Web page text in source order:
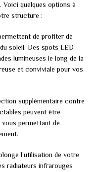
quelques options à
structure :
de profiter de
soleil. Des spots LED
lumineuses le long de la
et conviviale pour vos
supplémentaire contre
peuvent être
permettant de
l’utilisation de votre
radiateurs infrarouges